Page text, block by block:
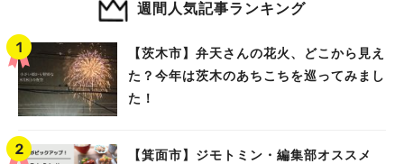
週間人気記事ランキング
【茨木市】弁天さんの花火、どこから見え
た？今年は茨木のあちこちを巡ってみまし
た！
【箕面市】ジモトミン・編集部オススメ